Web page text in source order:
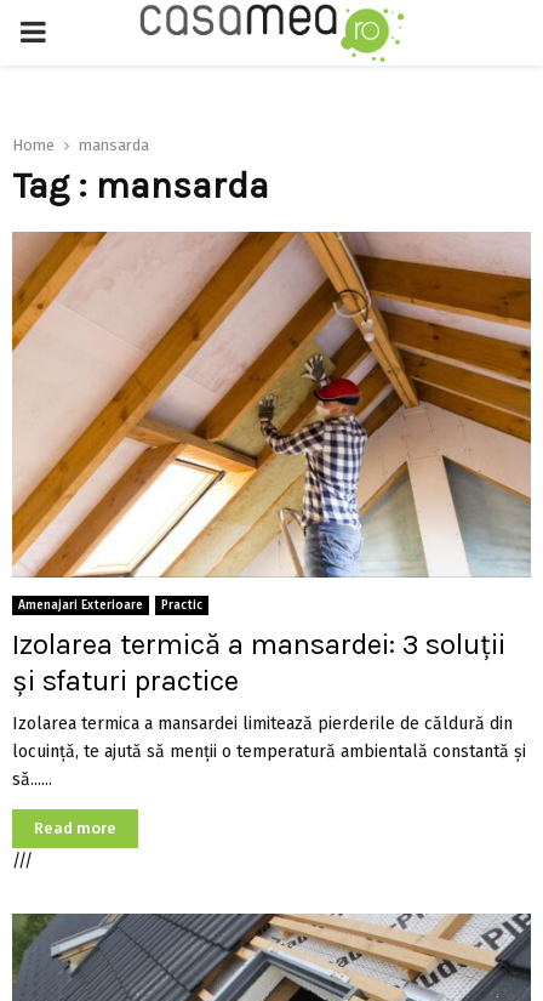
PRIMARY
Home mansarda
Tag : mansarda
Amenajari Exterioare Practic
Izolarea termică a mansardei: 3 soluții
și sfaturi practice
Izolarea termica a mansardei limitează pierderile de căldură din
locuință, te ajută să menții o temperatură ambientală constantă și
să......
Read more
///